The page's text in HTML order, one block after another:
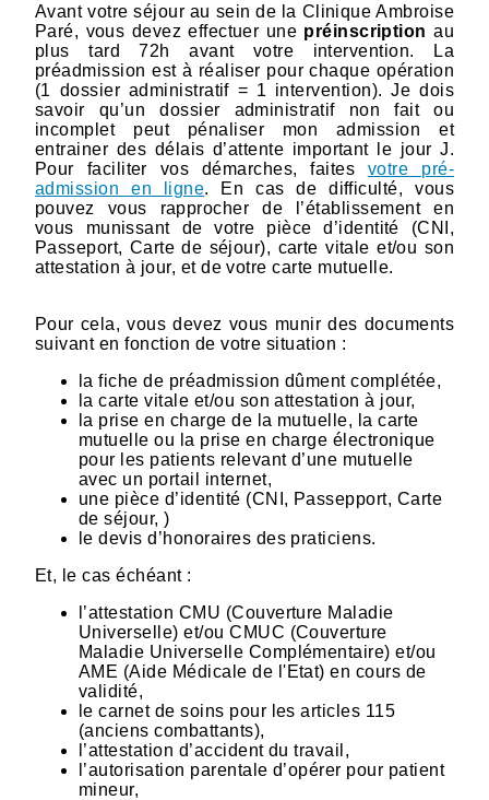
Avant votre séjour au sein de la Clinique Ambroise
Paré, vous devez effectuer une préinscription au
plus tard 72h avant votre intervention. La
préadmission est à réaliser pour chaque opération
(1 dossier administratif = 1 intervention). Je dois
savoir qu’un dossier administratif non fait ou
incomplet peut pénaliser mon admission et
entrainer des délais d’attente important le jour J.
Pour faciliter vos démarches, faites votre pré-
admission en ligne. En cas de difficulté, vous
pouvez vous rapprocher de l’établissement en
vous munissant de votre pièce d’identité (CNI,
Passeport, Carte de séjour), carte vitale et/ou son
attestation à jour, et de votre carte mutuelle.
Pour cela, vous devez vous munir des documents
suivant en fonction de votre situation :
la fiche de préadmission dûment complétée,
la carte vitale et/ou son attestation à jour,
la prise en charge de la mutuelle, la carte
mutuelle ou la prise en charge électronique
pour les patients relevant d’une mutuelle
avec un portail internet,
une pièce d’identité (CNI, Passepport, Carte
de séjour, )
le devis d’honoraires des praticiens.
Et, le cas échéant :
l’attestation CMU (Couverture Maladie
Universelle) et/ou CMUC (Couverture
Maladie Universelle Complémentaire) et/ou
AME (Aide Médicale de l'Etat) en cours de
validité,
le carnet de soins pour les articles 115
(anciens combattants),
l’attestation d’accident du travail,
l’autorisation parentale d’opérer pour patient
mineur,